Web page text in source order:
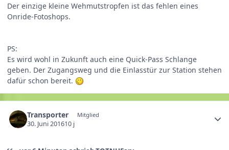
Der einzige kleine Wehmutstropfen ist das fehlen eines
Onride-Fotoshops.
PS:
Es wird wohl in Zukunft auch eine Quick-Pass Schlange
geben. Der Zugangsweg und die Einlasstür zur Station stehen
dafür schon bereit.
Transporter Mitglied
30. Juni 201610 j